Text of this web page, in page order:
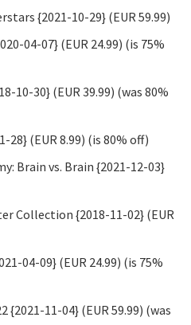
{2021-10-29} (EUR 59.99)
04-07} (EUR 24.99) (is 75%
10-30} (EUR 39.99) (was 80%
28} (EUR 8.99) (is 80% off)
Brain vs. Brain {2021-12-03}
Collection {2018-11-02} (EUR
04-09} (EUR 24.99) (is 75%
{2021-11-04} (EUR 59.99) (was